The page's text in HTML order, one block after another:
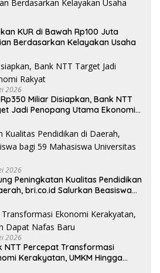
KUR di Bawah Rp100 Juta
Berdasarkan Kelayakan Usaha
2026
Rp350 Miliar Disiapkan, Bank NTT
Jadi Penopang Utama Ekonomi
2026
Peningkatan Kualitas Pendidikan
bri.co.id Salurkan Beasiswa
2026
NTT Percepat Transformasi
Kerakyatan, UMKM Hingga